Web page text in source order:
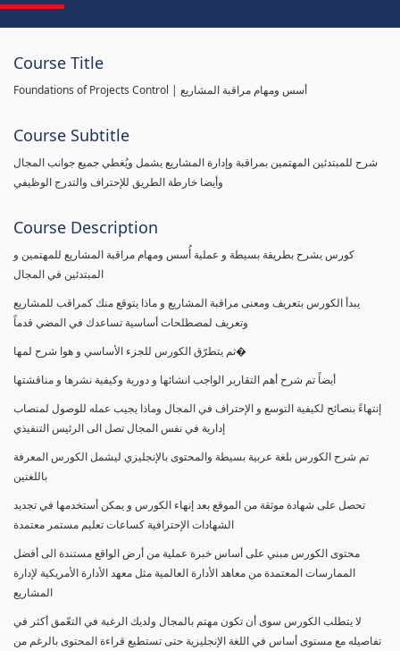
Course Title
Foundations of Projects Control | أسس ومهام مراقبة المشاريع
Course Subtitle
شرح للمبتدئين المهتمين بمراقبة وإدارة المشاريع يشمل ويُغطي جميع جوانب المجال
وأيضا خارطة الطريق للإحتراف والتدرج الوظيفي
Course Description
كورس يشرح بطريقة بسيطة و عملية أُسس ومهام مراقبة المشاريع للمهتمين و
المبتدئين في المجال
يبدأ الكورس بتعريف ومعنى مراقبة المشاريع و ماذا يتوقع منك كمراقب للمشاريع
وتعريف لمصطلحات أساسية تساعدك في المضي قدماً
ثم يتطرّق الكورس للجزء الأساسي و هوا شرح لمها�
أيضاً تم شرح أهم التقارير الواجب انشائها و دورية وكيفية نشرها و مناقشتها
إنتهاءً بنصائح لكيفية التوسع و الإحتراف في المجال وماذا يجيب عمله للوصول لمنصاب
إدارية في نفس المجال تصل الى الرئيس التنفيذي
تم شرح الكورس بلغة عربية بسيطة والمحتوى بالإنجليزي ليشمل الكورس المعرفة
باللغتين
تحصل على شهادة موثقة من الموقع بعد إنهاء الكورس و يمكن أستخدمها في تجديد
الشهادات الإحترافية كساعات تعليم مستمر معتمدة
محتوى الكورس مبني على أساس خبرة عملية من أرض الواقع مستندة الى أفضل
الممارسات المعتمدة من معاهد الأدارة العالمية مثل معهد الأدارة الأمريكية لإدارة
المشاريع
لا يتطلب الكورس سوى أن تكون مهتم بالمجال ولديك الرغبة في التعّمق أكثر في
تفاصيله مع مستوى أساس في اللغة الإنجليزية حتى تستطيع قراءة المحتوى بالرغم من